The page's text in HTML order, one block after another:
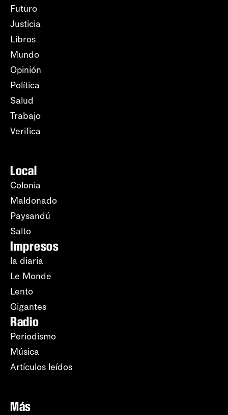
Futuro
Justicia
Libros
Mundo
Opinión
Política
Salud
Trabajo
Verifica
Local
Colonia
Maldonado
Paysandú
Salto
Impresos
la diaria
Le Monde
Lento
Gigantes
Radio
Periodismo
Música
Artículos leídos
Más